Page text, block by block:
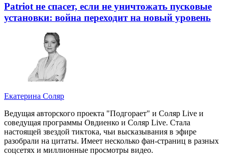
Patriot не спасет, если не уничтожать пусковые
установки: война переходит на новый уровень
Екатерина Соляр
Ведущая авторского проекта "Подгорает" и Соляр Live и
соведущая программы Овдиенко и Соляр Live. Стала
настоящей звездой тиктока, чьи высказывания в эфире
разобрали на цитаты. Имеет несколько фан-страниц в разных
соцсетях и миллионные просмотры видео.